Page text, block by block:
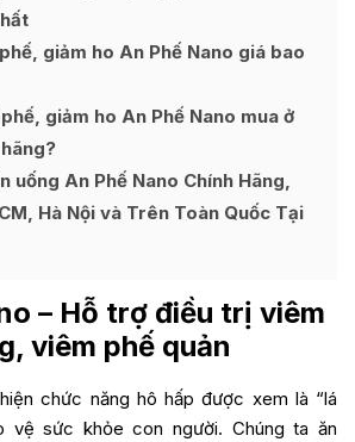
giảm ho An Phế Nano giá bao
giảm ho An Phế Nano mua ở
uống An Phế Nano Chính Hãng,
Hà Nội và Trên Toàn Quốc Tại
– Hỗ trợ điều trị viêm
viêm phế quản
chức năng hô hấp được xem là “lá
vệ sức khỏe con người. Chúng ta ăn